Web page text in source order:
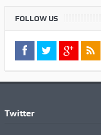
FOLLOW US
Twitter